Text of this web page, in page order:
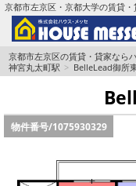
京都市左京区・京都大学の賃貸・
TOPページ
地域から検索
京都大学＆京都芸術
京都市左京区の賃貸・貸家なら
神宮丸太町駅
BelleLead御所
物件番号/1075930329